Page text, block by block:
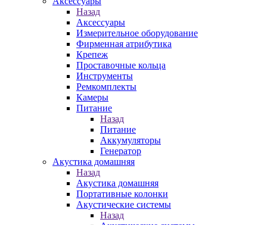
Назад
Аксессуары
Измерительное оборудование
Фирменная атрибутика
Крепеж
Проставочные кольца
Инструменты
Ремкомплекты
Камеры
Питание
Назад
Питание
Аккумуляторы
Генератор
Акустика домашняя
Назад
Акустика домашняя
Портативные колонки
Акустические системы
Назад